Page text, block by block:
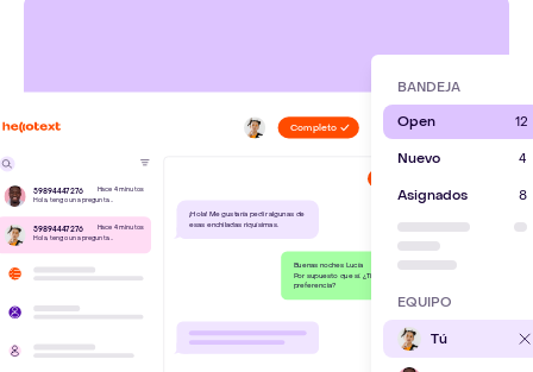
Completo
Hace 4 minutos
59894447276
Hola, tengo una pregunta...
Hace 4 minutos
59894447276
Hola, tengo una pregunta...
¡Hola! Me gustaría pedir algunas de
esas enchiladas riquísimas.
Buenas noches Lucía
Por supuesto que sí. ¿Tienes alguna
preferencia?
BANDEJA
Open
12
Nuevo 4
Asignados 8
EQUIPO
Tú